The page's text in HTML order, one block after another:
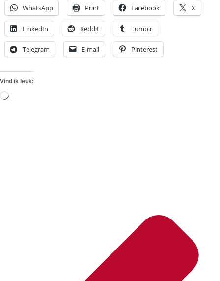
WhatsApp Print Facebook X
LinkedIn Reddit Tumblr
Telegram E-mail Pinterest
Vind ik leuk:
Aan